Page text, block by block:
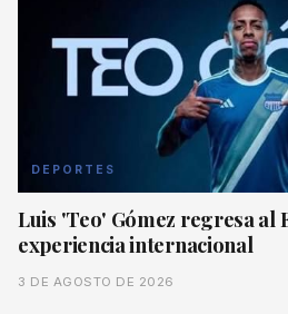
DEPORTES
Luis 'Teo' Gómez regresa al
experiencia internacional
3 DE AGOSTO DE 2026